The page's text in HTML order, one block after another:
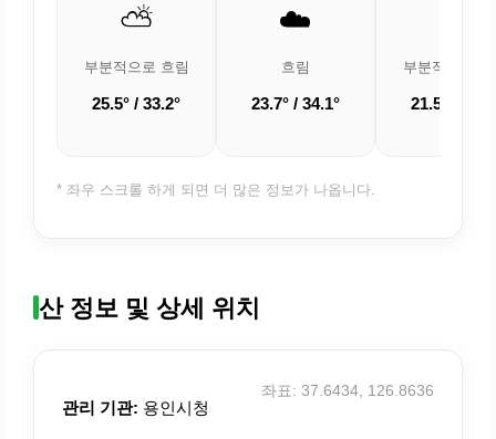
⛅
부분적으로 흐림
25.5° / 33.2°
☁️
흐림
23.7° / 34.1°
부분적으로 흐
21.5° /
* 좌우 스크롤 하게 되면 더 많은 정보가 나옵니다.
산 정보 및 상세 위치
관리 기관: 용인시청
좌표: 37.6434, 126.8636